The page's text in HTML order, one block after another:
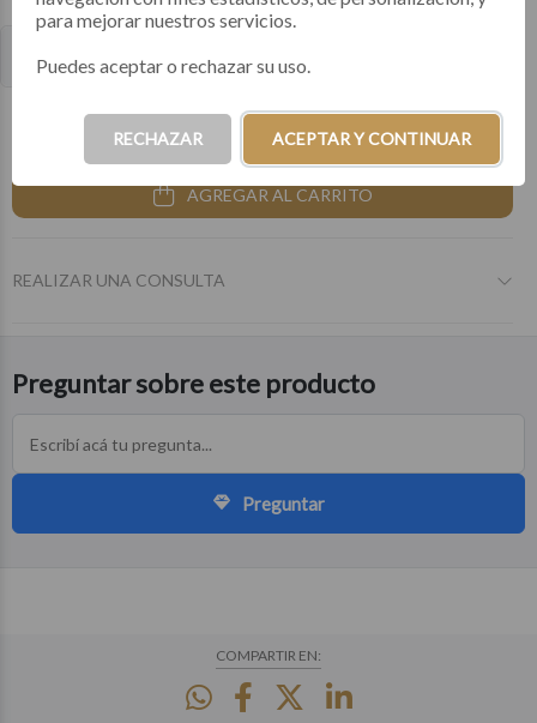
COMPRA DIRECTA
AGREGAR AL CARRITO
REALIZAR UNA CONSULTA
Preguntar sobre este producto
Preguntar
COMPARTIR EN:
para mejorar nuestros servicios.
Puedes aceptar o rechazar su uso.
RECHAZAR ACEPTAR Y CONTINUAR